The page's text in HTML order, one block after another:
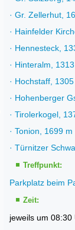
· Gr. Zellerhut,
· Hainfelder
· Hennesteck,
· Hinteralm,
· Hochstaff,
· Hohenberger
· Tirolerkogel,
· Tonion, 1699 m
· Türnitzer
Treffpunkt:
Parkplatz beim
Zeit:
jeweils um 08:30